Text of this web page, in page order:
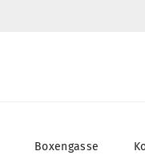
Boxengasse